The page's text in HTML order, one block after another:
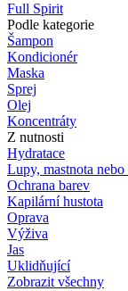
Full Spirit
Podle kategorie
Šampon
Kondicionér
Maska
Sprej
Olej
Koncentráty
Z nutnosti
Hydratace
Lupy, mastnota
Ochrana barev
Kapilární hustota
Oprava
Výživa
Jas
Uklidňující
Zobrazit všechny